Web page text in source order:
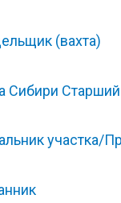
(вахта)
Сибири
участка/